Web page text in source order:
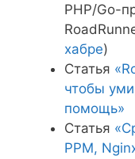
PHP/Go-
хабре)
Статья
чтобы
помощь»
Статья
PPM,